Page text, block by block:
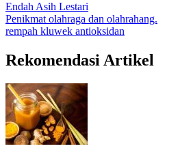
Endah Asih Lestari
Penikmat olahraga dan olahrahang.
rempah kluwek antioksidan
Rekomendasi Artikel